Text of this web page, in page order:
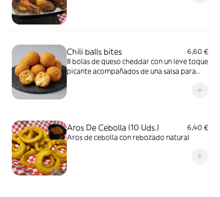
Chili balls bites
6,60 €
8 bolas de queso cheddar con un leve toque
picante acompañados de una salsa para
Aros De Cebolla (10 Uds.)
6,40 €
Aros de cebolla con rebozado natural